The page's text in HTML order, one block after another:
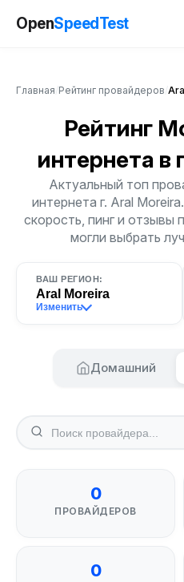
OpenSpeedTest
Главная Рейтинг провайдеров
Рейтинг
интернета в
Актуальный топ
интернета г. Aral
скорость, пинг и отзывы
могли выбрать
ВАШ РЕГИОН:
Aral Moreira
Изменить
Домашний
0
ПРОВАЙДЕРОВ
0